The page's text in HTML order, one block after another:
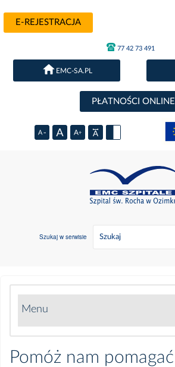
E-REJESTRACJA
77 42 73 491
EMC-SA.PL
PŁATNOŚCI ONLINE
Szukaj w serwisie
Menu
Pomóż nam pomagać